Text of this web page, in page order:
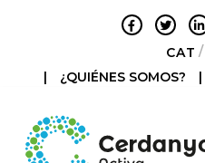
|
¿QUIÉNES SOMOS? |